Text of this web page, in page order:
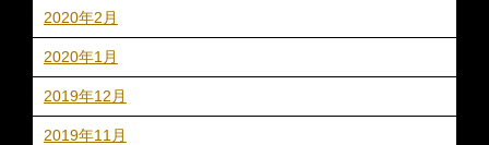
2020年2月
2020年1月
2019年12月
2019年11月